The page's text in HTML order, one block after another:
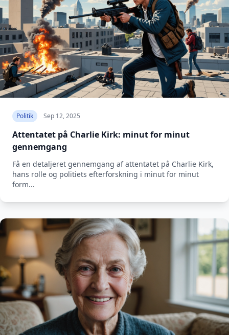
Politik Sep 12, 2025
Attentatet på Charlie Kirk: minut for minut
gennemgang
Få en detaljeret gennemgang af attentatet på Charlie Kirk,
hans rolle og politiets efterforskning i minut for minut
form...